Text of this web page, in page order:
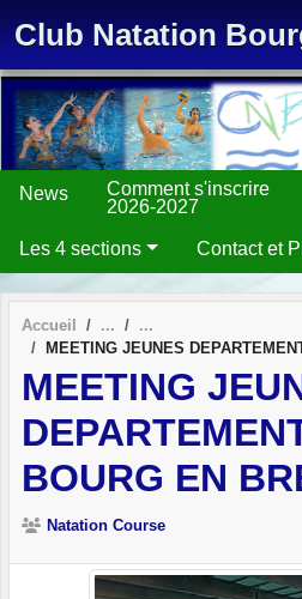
Club Natation
News
Comment s'inscrire
2026-2027
Les 4 sections Contact et
Accueil
MEETING JEUNES
MEETING
BOURG EN
Natation Course